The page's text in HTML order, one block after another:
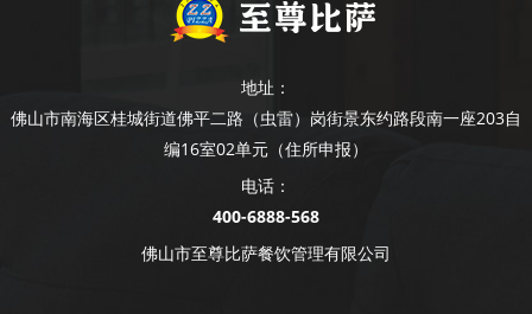
地址：
佛山市南海区桂城街道佛平二路（虫雷）岗街景东约路段南一座203自
编16室02单元（住所申报）
电话：
400-6888-568
佛山市至尊比萨餐饮管理有限公司